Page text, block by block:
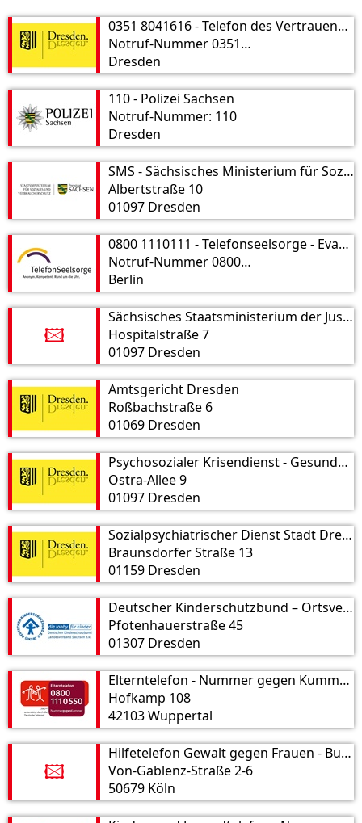
0351 8041616 - Telefon des Vertrauens der Stadt Dresden
Notruf-Nummer 0351 8041616
Dresden
110 - Polizei Sachsen
Notruf-Nummer: 110
Dresden
SMS - Sächsisches Ministerium für Soziales und Verbraucherschutz
Albertstraße 10
01097 Dresden
0800 1110111 - Telefonseelsorge - Evangelische Konferenz für TelefonSeelsorge und Offene Tür e.V.
Notruf-Nummer 0800 1110111
Berlin
🖾
Sächsisches Staatsministerium der Justiz
Hospitalstraße 7
01097 Dresden
Amtsgericht Dresden
Roßbachstraße 6
01069 Dresden
Psychosozialer Krisendienst - Gesundheitsamt Stadt Dresden
Ostra-Allee 9
01097 Dresden
Sozialpsychiatrischer Dienst Stadt Dresden
Braunsdorfer Straße 13
01159 Dresden
Deutscher Kinderschutzbund – Ortsverband Dresden e. V.
Pfotenhauerstraße 45
01307 Dresden
Elterntelefon - Nummer gegen Kummer e. V.
Hofkamp 108
42103 Wuppertal
🖾
Hilfetelefon Gewalt gegen Frauen - Bundesamt für Familie und zivilgesellschaftliche Aufgaben Öffentlichkeitsarbeit
Von-Gablenz-Straße 2-6
50679 Köln